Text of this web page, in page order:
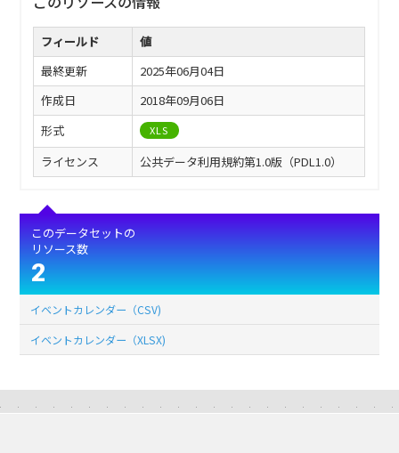
フィールド
値
最終更新
2025年06月04日
作成日
2018年09月06日
形式
XLS
ライセンス 公共データ利用規約第1.0版（PDL1.0）
このデータセットの
リソース数
2
イベントカレンダー（CSV)
イベントカレンダー（XLSX)